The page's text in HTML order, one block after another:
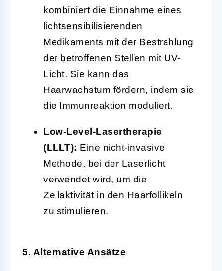
kombiniert die Einnahme eines
lichtsensibilisierenden
Medikaments mit der Bestrahlung
der betroffenen Stellen mit UV-
Licht. Sie kann das
Haarwachstum fördern, indem sie
die Immunreaktion moduliert.
Low-Level-Lasertherapie
(LLLT): Eine nicht-invasive
Methode, bei der Laserlicht
verwendet wird, um die
Zellaktivität in den Haarfollikeln
zu stimulieren.
5. Alternative Ansätze